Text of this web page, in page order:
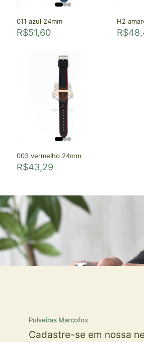
011 azul 24mm
R$51,60
H2
R$
003 vermelho 24mm
R$43,29
Pulseiras Marcofox
Cadastre-se em nossa